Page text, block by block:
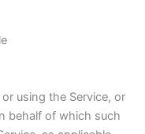
using the Service, or
behalf of which such